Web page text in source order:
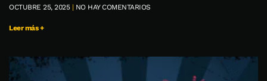
OCTUBRE 25, 2025 NO HAY COMENTARIOS
Leer más +